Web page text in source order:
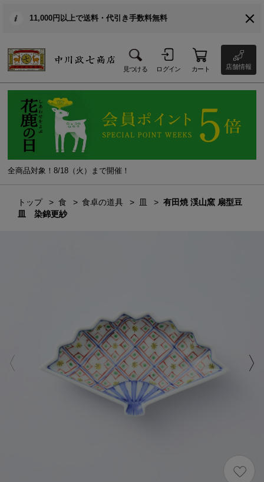
11,000円以上で送料・代引き手数料無料
見つける ログイン カート 店舗情報
全商品対象！8/18（火）まで開催！
トップ 食 食卓の道具 皿
有田焼 渓山窯 扇型豆
皿 染錦更紗